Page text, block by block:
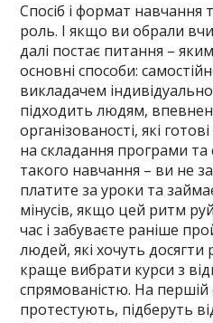
Спосіб і формат навчання
роль. І якщо ви обрали
далі постає питання –
основні способи:
викладачем
підходить людям,
організованості, які
на складання програми
такого навчання – ви не
платите за уроки та
мінусів, якщо цей ритм
час і забуваєте раніше
людей, які хочуть
краще вибрати курси з
спрямованістю. На першій
протестують, підберуть